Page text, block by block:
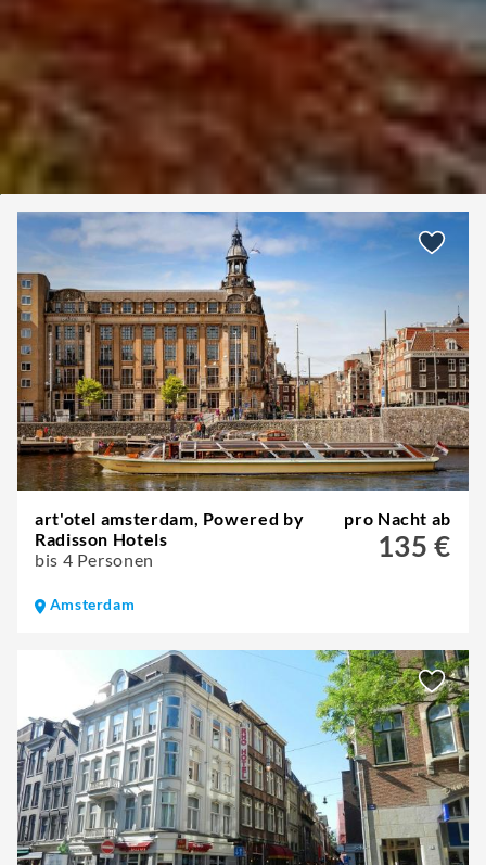
art'otel amsterdam, Powered by
Radisson Hotels
bis 4 Personen
pro Nacht ab
135 €
Amsterdam